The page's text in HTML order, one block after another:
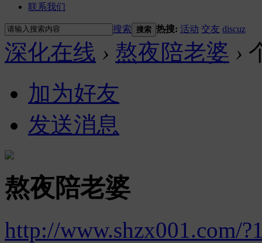
联系我们
搜索 搜索 热搜: 活动 交友 discuz
深化在线 › 熬夜陪老婆 ›
加为好友
发送消息
熬夜陪老婆
http://www.shzx001.com/